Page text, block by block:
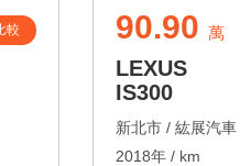
較 90.90 萬
LEXUS
IS300
新北市 / 紘展汽車
2018年 / km